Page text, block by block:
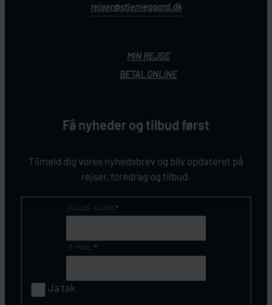
rejser@stjernegaard.dk
MIN REJSE
BETAL ONLINE
Få nyheder og tilbud først
Tilmeld dig vores nyhedsbrev og bliv opdateret på
rejser, foredrag og tilbud.
*
*
Ja tak